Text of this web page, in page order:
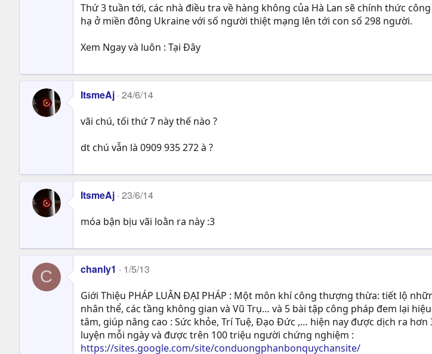
Thứ 3 tuần tới, các nhà điều tra về hàng không của Hà Lan sẽ chính thức
hạ ở miền đông Ukraine với số người thiệt mạng lên tới con số 298 người.
Xem Ngay và luôn : Tại Đây
ItsmeAj 24/6/14
vãi chú, tối thứ 7 này thế nào ?
dt chú vẫn là 0909 935 272 à ?
ItsmeAj 23/6/14
móa bận bịu vãi loằn ra này :3
C chanly1 1/5/13
Giới Thiệu PHÁP LUÂN ĐẠI PHÁP : Một môn khí công thượng thừa: tiết lộ
nhân thể, các tầng không gian và Vũ Trụ… và 5 bài tập công pháp đem lại
tâm, giúp nâng cao : Sức khỏe, Trí Tuệ, Ðạo Ðức ,… hiện nay được dịch ra
luyện mỗi ngày và được trên 100 triệu người chứng nghiệm :
https://sites.google.com/site/conduongphanbonquychansite/